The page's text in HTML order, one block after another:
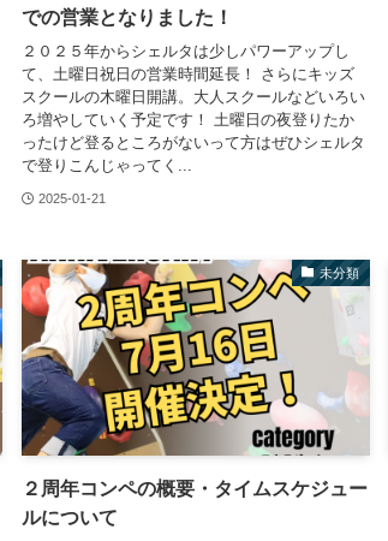
での営業となりました！
２０２５年からシェルタは少しパワーアップし
て、土曜日祝日の営業時間延長！ さらにキッズ
スクールの木曜日開講。大人スクールなどいろい
ろ増やしていく予定です！ 土曜日の夜登りたか
ったけど登るところがないって方はぜひシェルタ
で登りこんじゃってく...
2025-01-21
未分類
２周年コンペの概要・タイムスケジュー
ルについて